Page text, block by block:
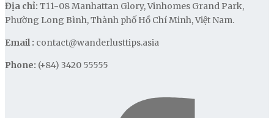
Địa chỉ: T11-08 Manhattan Glory, Vinhomes Grand Park,
Phường Long Bình, Thành phố Hồ Chí Minh, Việt Nam.
Email : contact@wanderlusttips.asia
Phone: (+84) 3420 55555